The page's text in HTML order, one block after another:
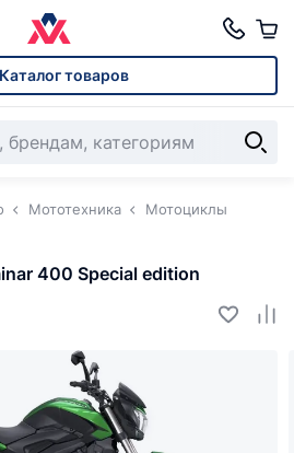
Каталог товаров
Мототехника
Мотоциклы
400 Special edition